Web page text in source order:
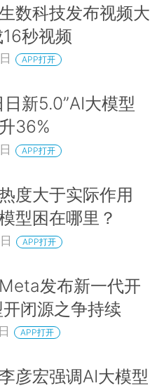
数科技发布视频大
秒视频
APP打开
新5.0”AI大模型
36%
APP打开
度大于实际作用
型困在哪里？
APP打开
发布新一代开
闭源之争持续
APP打开
彦宏强调AI大模型